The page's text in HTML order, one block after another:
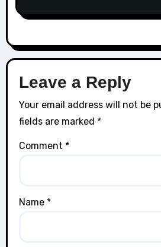
Leave a Reply
Your email address will not be
fields are marked *
Comment *
Name *